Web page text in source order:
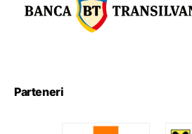
Parteneri